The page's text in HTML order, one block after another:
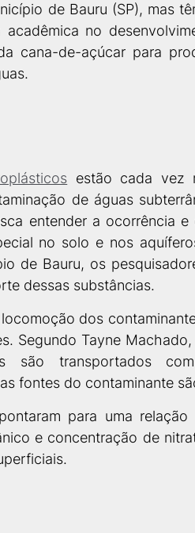
de Bauru (SP), mas
acadêmica no
cana-de-açúcar para
estão cada vez
de águas
entender a ocorrência
no solo e nos
de Bauru, os
dessas substâncias.
dos
Segundo Tayne
são transportados
fontes do contaminante
para uma
e concentração de